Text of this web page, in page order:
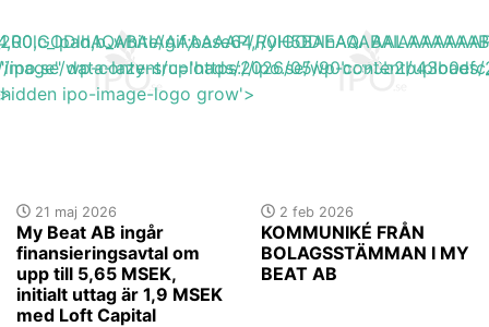
wp-content/uploads/2026/05/
21 maj 2026
My Beat AB ingår
finansieringsavtal om
upp till 5,65 MSEK,
initialt uttag är 1,9 MSEK
med Loft Capital
data-lazy-src='https://ipo.se/wp-content/
ipo-image-logo grow'>
2 feb 2026
KOMMUNIKÉ FRÅN
BOLAGSSTÄMMAN I MY
BEAT AB